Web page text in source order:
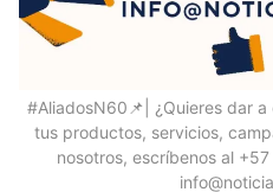
#AliadosN60📌| ¿Quieres dar
tus productos, servicios,
nosotros, escríbenos al